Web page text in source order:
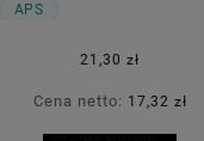
APS
21,30 zł
Cena netto: 17,32 zł